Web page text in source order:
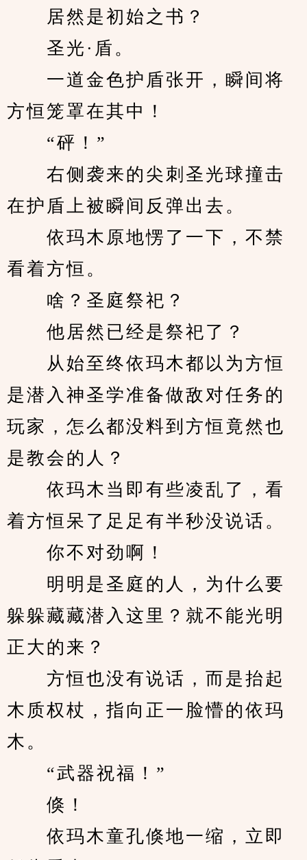
居然是初始之书？
圣光·盾。
一道金色护盾张开，瞬间将
方恒笼罩在其中！
“砰！”
右侧袭来的尖刺圣光球撞击
在护盾上被瞬间反弹出去。
依玛木原地愣了一下，不禁
看着方恒。
啥？圣庭祭祀？
他居然已经是祭祀了？
从始至终依玛木都以为方恒
是潜入神圣学准备做敌对任务的
玩家，怎么都没料到方恒竟然也
是教会的人？
依玛木当即有些凌乱了，看
着方恒呆了足足有半秒没说话。
你不对劲啊！
明明是圣庭的人，为什么要
躲躲藏藏潜入这里？就不能光明
正大的来？
方恒也没有说话，而是抬起
木质权杖，指向正一脸懵的依玛
木。
“武器祝福！”
倏！
依玛木童孔倏地一缩，立即